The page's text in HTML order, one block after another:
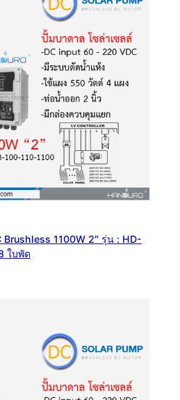
1100W 2″ รุ่น : HD-
ใบพัด